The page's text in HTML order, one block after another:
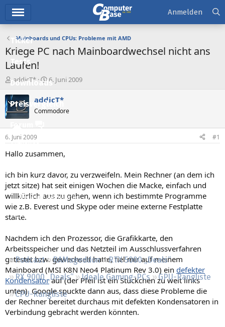
Ticker
Tests
Downloads
Preisvergleich
Forum
Aktuelles
Neue Beiträge
Neueste Aktivitäten
Leserartikel
Podcast RAMageddon
RTX 5000 „Deals“
RX 9000 „Deals“
Ideale Gaming-PCs
GPU-Rangliste
CPU-Rangliste
Anmelden
Mainboards und CPUs: Probleme mit AMD
Kriege PC nach Mainboardwechsel nicht ans
Laufen!
E
r
s
t
e
e
r
addicT*
E
r
s
e
t
a
6. Juni 2009
addicT*
Commodore
6. Juni 2009 #1
Hallo zusammen,
ich bin kurz davor, zu verzweifeln. Mein Rechner (an dem ich
jetzt sitze) hat seit einigen Wochen die Macke, einfach und
willkürlich aus zu gehen, wenn ich bestimmte Programme
wie z.B. Everest und Skype oder meine externe Festplatte
starte.
Nachdem ich den Prozessor, die Grafikkarte, den
Arbeitsspeicher und das Netzteil im Ausschlussverfahren
getestet bzw. gewechselt hatte, fiel mir auf meinem
Mainboard (MSI K8N Neo4 Platinum Rev 3.0) ein defekter
Kondensatorauf (der Pfeil ist ein Stückchen zu weit links
unten). Google spuckte dann aus, dass diese Probleme die
der Rechner bereitet durchaus mit defekten Kondensatoren in
Verbindung gebracht werden könnten.